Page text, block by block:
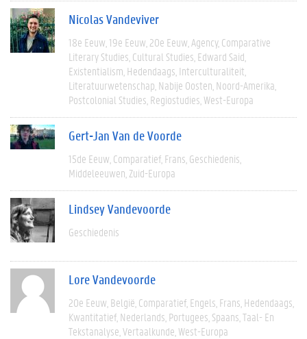
Nicolas Vandeviver
18e Eeuw 19e Eeuw 20e Eeuw Agency Comparative
Literary Studies Cultural Studies Edward Said
Existentialism Hedendaags Interculturaliteit
Literatuurwetenschap Nabije Oosten Noord-Amerika
Postcolonial Studies Regiostudies West-Europa
Gert-Jan Van de Voorde
15de Eeuw Comparatief Frans Geschiedenis
Middeleeuwen Zuid-Europa
Lindsey Vandevoorde
Geschiedenis
Lore Vandevoorde
20e Eeuw België Comparatief Engels Frans Hedendaags
Kwantitatief Nederlands Portugees Spaans Taal- En
Tekstanalyse Vertaalkunde West-Europa